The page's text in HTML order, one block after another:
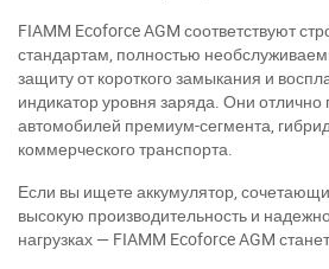
FIAMM Ecoforce AGM соответствуют
стандартам, полностью
защиту от короткого замыкания и
индикатор уровня заряда. Они отлично
автомобилей премиум-сегмента,
коммерческого транспорта.
Если вы ищете аккумулятор,
высокую производительность и
нагрузках — FIAMM Ecoforce AGM